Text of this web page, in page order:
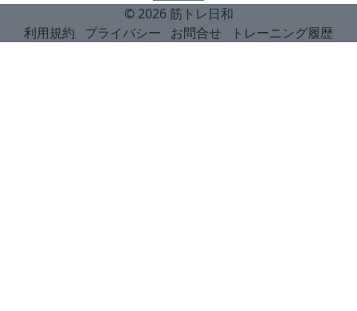
© 2026 筋トレ日和
利用規約
プライバシー お問合せ トレーニング履歴